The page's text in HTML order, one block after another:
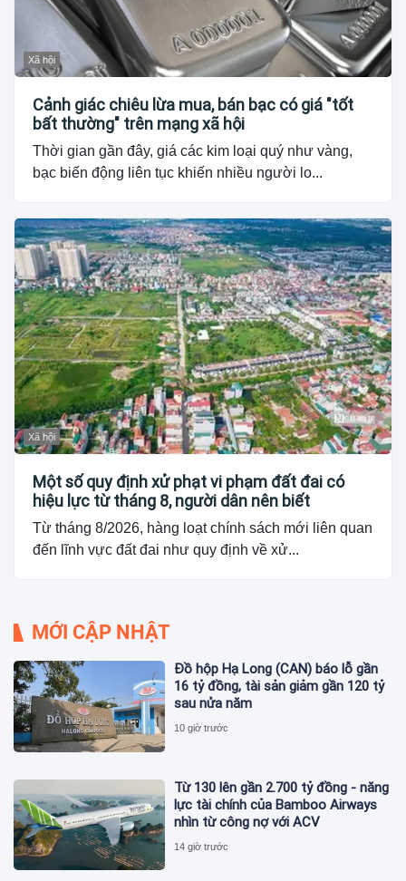
Xã hội
Cảnh giác chiêu lừa mua, bán bạc có giá "tốt
bất thường" trên mạng xã hội
Thời gian gần đây, giá các kim loại quý như vàng,
bạc biến động liên tục khiến nhiều người lo...
Xã hội
Một số quy định xử phạt vi phạm đất đai có
hiệu lực từ tháng 8, người dân nên biết
Từ tháng 8/2026, hàng loạt chính sách mới liên quan
đến lĩnh vực đất đai như quy định về xử...
MỚI CẬP NHẬT
Đồ hộp Hạ Long (CAN) báo lỗ gần
16 tỷ đồng, tài sản giảm gần 120 tỷ
sau nửa năm
10 giờ trước
Từ 130 lên gần 2.700 tỷ đồng - năng
lực tài chính của Bamboo Airways
nhìn từ công nợ với ACV
14 giờ trước